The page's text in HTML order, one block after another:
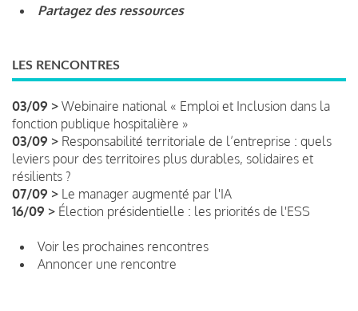
Partagez des ressources
LES RENCONTRES
03/09 > Webinaire national « Emploi et Inclusion dans la
fonction publique hospitalière »
03/09 > Responsabilité territoriale de l’entreprise : quels
leviers pour des territoires plus durables, solidaires et
résilients ?
07/09 > Le manager augmenté par l'IA
16/09 > Élection présidentielle : les priorités de l'ESS
Voir les prochaines rencontres
Annoncer une rencontre